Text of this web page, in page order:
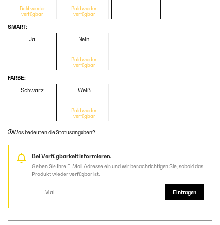
Bald wieder
verfügbar
Bald wieder
verfügbar
SMART:
Ja Nein
Bald wieder
verfügbar
FARBE:
Schwarz Weiß
Bald wieder
verfügbar
Was bedeuten die Statusangaben?
Bei Verfügbarkeit informieren.
Geben Sie Ihre E-Mail-Adresse ein und wir benachrichtigen Sie, sobald das
Produkt wieder verfügbar ist.
Eintragen